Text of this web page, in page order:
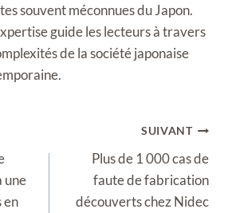
souvent méconnues du Japon.
guide les lecteurs à travers
de la société japonaise
une
en
SUIVANT
Plus de 1 000 cas de
faute de fabrication
découverts chez Nidec